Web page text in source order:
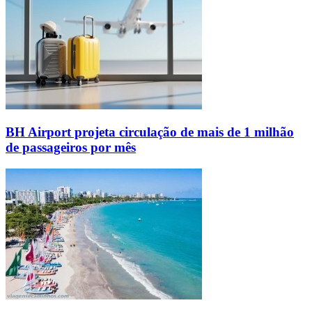
BH Airport projeta circulação de mais de 1 milhão
de passageiros por mês